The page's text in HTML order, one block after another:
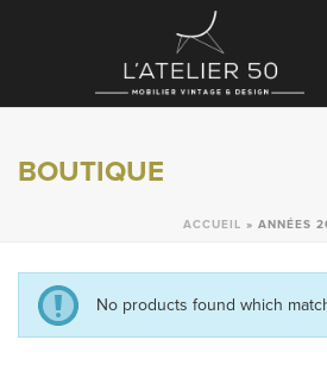
BOUTIQUE
ACCUEIL » ANNÉES
No products found which